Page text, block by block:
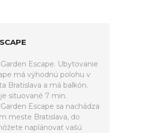
Escape. Ubytovanie
má výhodnú polohu v
Bratislava a má balkón.
situované 7 min.
Escape sa nachádza
meste Bratislava, do
naplánovať vašú